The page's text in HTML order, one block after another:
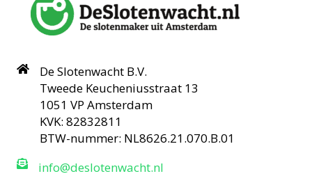
De Slotenwacht B.V.
Tweede Keucheniusstraat 13
1051 VP Amsterdam
KVK: 82832811
BTW-nummer: NL8626.21.070.B.01
info@deslotenwacht.nl